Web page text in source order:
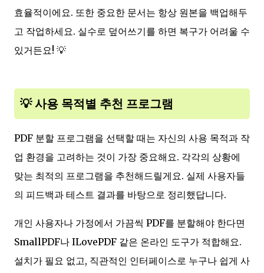
효율적이에요. 또한 중요한 문서는 항상 원본을 백업해두
고 작업하세요. 실수로 덮어쓰기를 하면 복구가 어려울 수
있거든요! 💡
💡 사용 목적별 추천 프로그램
PDF 분할 프로그램을 선택할 때는 자신의 사용 목적과 작
업 환경을 고려하는 것이 가장 중요해요. 각각의 상황에
맞는 최적의 프로그램을 추천해드릴게요. 실제 사용자들
의 피드백과 테스트 결과를 바탕으로 정리했답니다.
개인 사용자나 가정에서 가끔씩 PDF를 분할해야 한다면
SmallPDF나 ILovePDF 같은 온라인 도구가 적합해요.
설치가 필요 없고, 직관적인 인터페이스로 누구나 쉽게 사